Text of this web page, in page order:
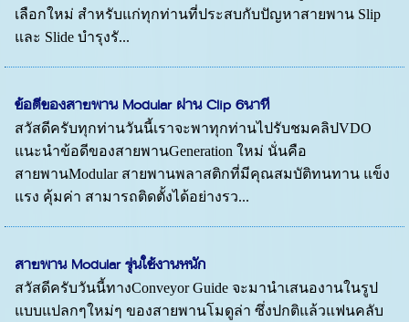
เลือกใหม่ สำหรับแก่ทุกท่านที่ประสบกับปัญหาสายพาน Slip
และ Slide บำรุงรั...
ข้อดีของสายพาน Modular ผ่าน Clip 6นาที
สวัสดีครับทุกท่านวันนี้เราจะพาทุกท่านไปรับชมคลิปVDO
แนะนำข้อดีของสายพานGeneration ใหม่ นั่นคือ
สายพานModular สายพานพลาสติกที่มีคุณสมบัติทนทาน แข็ง
แรง คุ้มค่า สามารถติดตั้งได้อย่างรว...
สายพาน Modular รุ่นใช้งานหนัก
สวัสดีครับวันนี้ทางConveyor Guide จะมานำเสนองานในรูป
แบบแปลกๆใหม่ๆ ของสายพานโมดูล่า ซึ่งปกติแล้วแฟนคลับ